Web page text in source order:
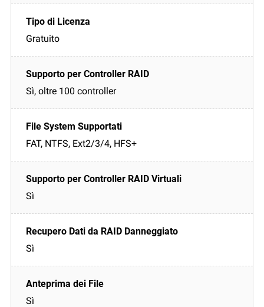
Gratuito
Sì, oltre 100 controller
FAT, NTFS, Ext2/3/4, HFS+
Sì
Sì
Sì